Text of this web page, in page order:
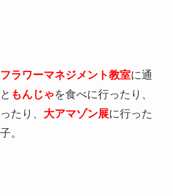
フラワーマネジメント教室に通
もんじゃを食べに行ったり、
たり、 大アマゾン展に行った
。